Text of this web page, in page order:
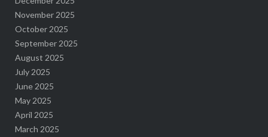
November 2025
October 2025
September 2025
August 2025
July 2025
June 2025
May 2025
April 2025
March 2025